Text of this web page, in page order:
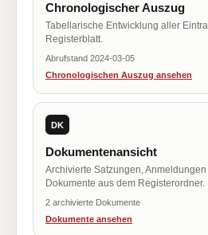
Chronologischer Auszug
Tabellarische Entwicklung aller
Registerblatt.
Abrufstand 2024-03-05
Chronologischen Auszug ansehen
DK
Dokumentenansicht
Archivierte Satzungen,
Dokumente aus dem Registerordner.
2 archivierte Dokumente
Dokumente ansehen